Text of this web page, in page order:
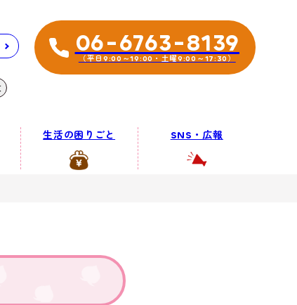
06-6763-8139
（平日9:00～19:00・土曜9:00～17:30）
生活の困りごと SNS・広報